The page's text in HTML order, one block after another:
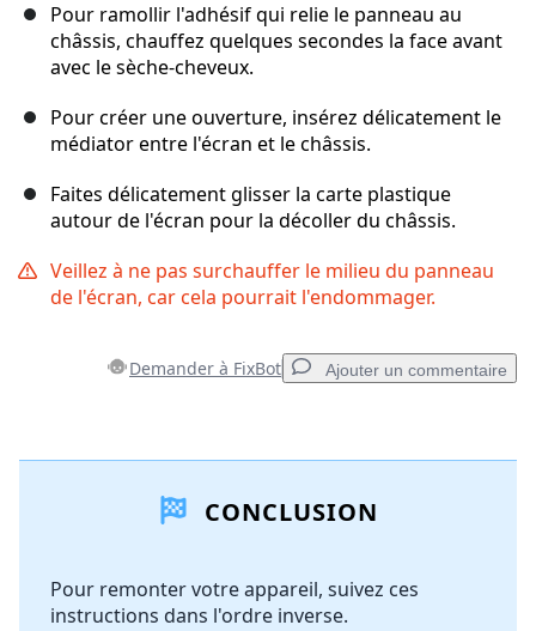
Pour ramollir l'adhésif qui relie le panneau au
châssis, chauffez quelques secondes la face avant
avec le sèche-cheveux.
Pour créer une ouverture, insérez délicatement le
médiator entre l'écran et le châssis.
Faites délicatement glisser la carte plastique
autour de l'écran pour la décoller du châssis.
Veillez à ne pas surchauffer le milieu du panneau
de l'écran, car cela pourrait l'endommager.
Demander à FixBot Ajouter un commentaire
Ajouter un commentaire
Annuler Publier un commentaire
CONCLUSION
Pour remonter votre appareil, suivez ces
instructions dans l'ordre inverse.